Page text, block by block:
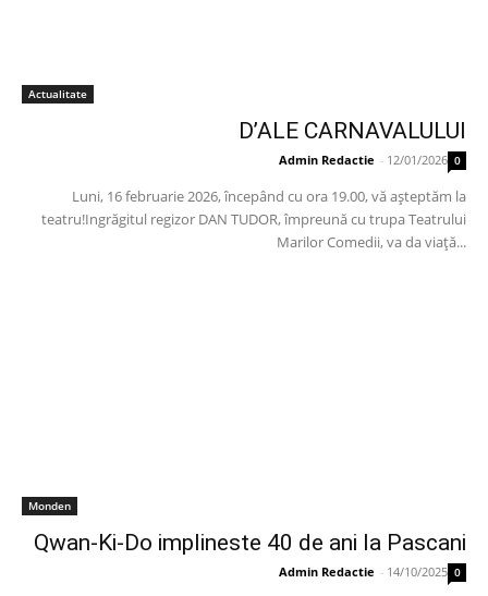
Actualitate
D’ALE CARNAVALULUI
Admin Redactie - 12/01/2026 0
Luni, 16 februarie 2026, începând cu ora 19.00, vă așteptăm la
teatru!Ingrăgitul regizor DAN TUDOR, împreună cu trupa Teatrului
Marilor Comedii, va da viață...
Monden
Qwan-Ki-Do implineste 40 de ani la Pascani
Admin Redactie - 14/10/2025 0